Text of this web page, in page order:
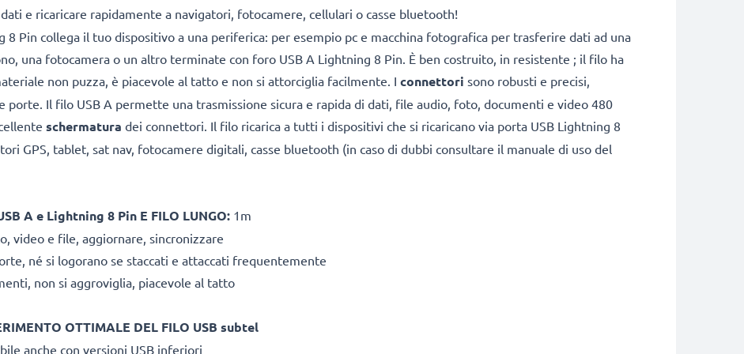
e ricaricare rapidamente a navigatori, fotocamere, cellulari o casse bluetooth!
8 Pin collega il tuo dispositivo a una periferica: per esempio pc e macchina fotografica per trasferire dati ad una
una fotocamera o un altro terminate con foro USB A Lightning 8 Pin. È ben costruito, in resistente ; il filo ha
non puzza, è piacevole al tatto e non si attorciglia facilmente. I connettori sono robusti e precisi,
porte. Il filo USB A permette una trasmissione sicura e rapida di dati, file audio, foto, documenti e video 480
schermatura dei connettori. Il filo ricarica a tutti i dispositivi che si ricaricano via porta USB Lightning 8
GPS, tablet, sat nav, fotocamere digitali, casse bluetooth (in caso di dubbi consultare il manuale di uso del
A e Lightning 8 Pin E FILO LUNGO: 1m
video e file, aggiornare, sincronizzare
né si logorano se staccati e attaccati frequentemente
non si aggroviglia, piacevole al tatto
OTTIMALE DEL FILO USB subtel
anche con versioni USB inferiori